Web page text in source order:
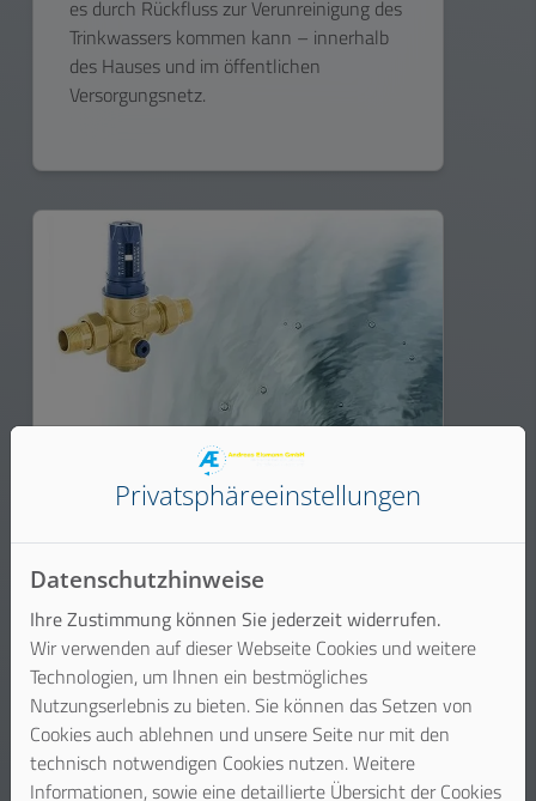
es durch Rückfluss zur Verunreinigung des
Trinkwassers kommen kann – innerhalb
des Hauses und im öffentlichen
Versorgungsnetz.
Druckminderer
Durch Druckminderer wird es möglich, den
Trinkwasserdruck im Haus trotz
Eingangsseite auf ein gleichmäßiges
Niveau zu regeln. Ist der Druck zu hoch,
wirkt sich das negativ auf den
Wasserverbrauch und die
Geräuschentwicklung in den Armaturen
aus. Weiterer Vorteil: Schäden durch
Privatsphäre­einstellungen
Datenschutzhinweise
Ihre Zustimmung können Sie jederzeit widerrufen.
Wir verwenden auf dieser Webseite Cookies und weitere
Technologien, um Ihnen ein bestmögliches
Nutzungserlebnis zu bieten. Sie können das Setzen von
Cookies auch ablehnen und unsere Seite nur mit den
technisch notwendigen Cookies nutzen. Weitere
Informationen, sowie eine detaillierte Übersicht der Cookies